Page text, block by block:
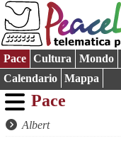
Pace Cultura Mondo
Calendario
Mappa
Pace
Albert